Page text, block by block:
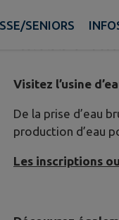
SENIORS
GUIGNARD
Visitez l’usine
De la prise d’eau
production d’eau
Les inscriptions